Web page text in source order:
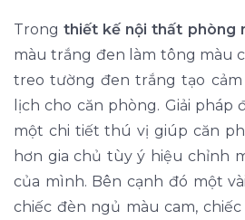
Trongthiết kế nội thất phòng
màu trắng đen làm tông màu
treo tường đen trắng tạo cảm
lịch cho căn phòng. Giải
một chi tiết thú vị giúp căn
hơn gia chủ tùy ý hiệu chỉnh
của mình. Bên cạnh đó một
chiếc đèn ngủ màu cam,